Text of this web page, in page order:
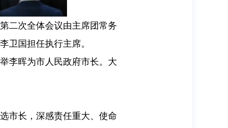
二次全体会议由主席团常务
卫国担任执行主席。
李晖为市人民政府市长。大
市长，深感责任重大、使命